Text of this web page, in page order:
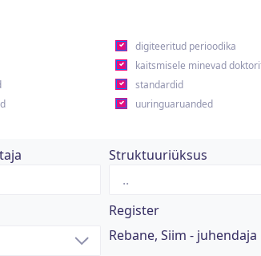
digiteeritud perioodika
kaitsmisele minevad
standardid
uuringuaruanded
Struktuuriüksus
Register
Rebane, Siim - juhendaja